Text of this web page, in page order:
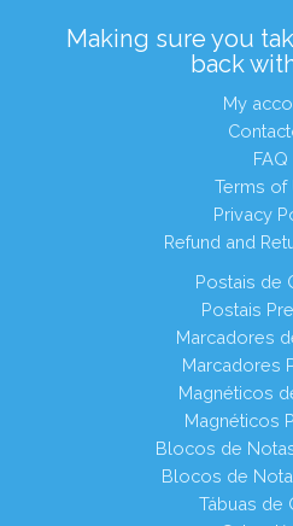
Making sure you
back
My
FAQ
Terms of
Privacy
Refund and
Postais de
Postais
Marcadores
Marcadores
Magnéticos
Magnéticos
Blocos de
Blocos de
Tábuas de